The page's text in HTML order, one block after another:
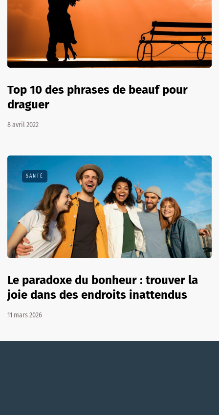
Top 10 des phrases de beauf pour
draguer
8 avril 2022
SANTÉ
Le paradoxe du bonheur : trouver la
joie dans des endroits inattendus
11 mars 2026